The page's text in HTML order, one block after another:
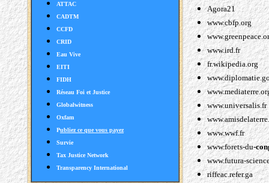
ATTAC
CADTM
CCFD
CRID
Eau Vive
EITI
FIDH
Réseau Foi et Justice
Globalwitness
Oxfam
Publiez ce que vous payez
Survie
Tax Justice Network
Transparency International
Agora21
www.cbfp.org
www.ird.fr
fr.wikipedia.org
www.universalis.fr
www.wwf.fr
www.forets-du-
www.futura-
riffeac.refer.ga